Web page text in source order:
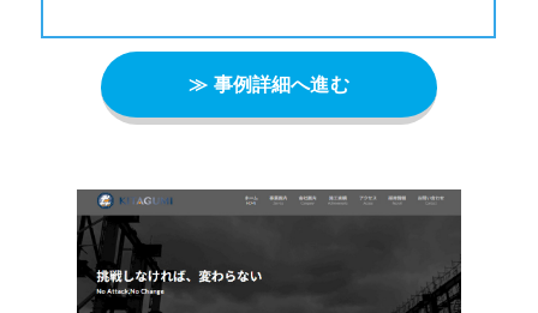
≫ 事例詳細へ進む